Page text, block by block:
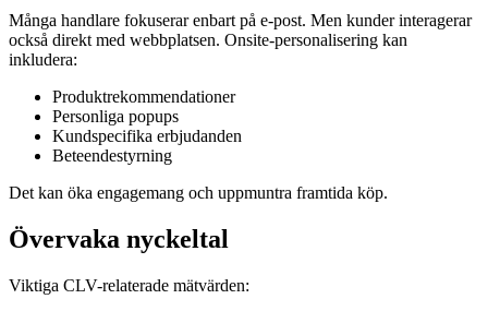
Många handlare fokuserar enbart på e-post. Men kunder interagerar
också direkt med webbplatsen. Onsite-personalisering kan
inkludera:
Produktrekommendationer
Personliga popups
Kundspecifika erbjudanden
Beteendestyrning
Det kan öka engagemang och uppmuntra framtida köp.
Övervaka nyckeltal
Viktiga CLV-relaterade mätvärden: